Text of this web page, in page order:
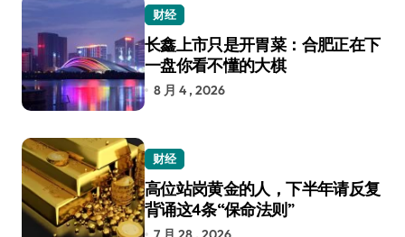
财经
长鑫上市只是开胃菜：合肥正在下
一盘你看不懂的大棋
8 月 4 , 2026
财经
高位站岗黄金的人，下半年请反复
背诵这4条“保命法则”